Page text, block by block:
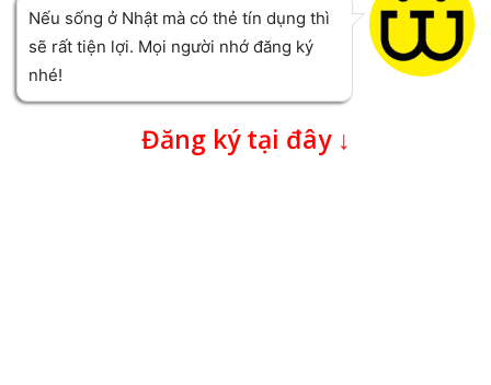
Nếu sống ở Nhật mà có thẻ tín dụng thì
sẽ rất tiện lợi. Mọi người nhớ đăng ký
nhé!
Đăng ký tại đây ↓